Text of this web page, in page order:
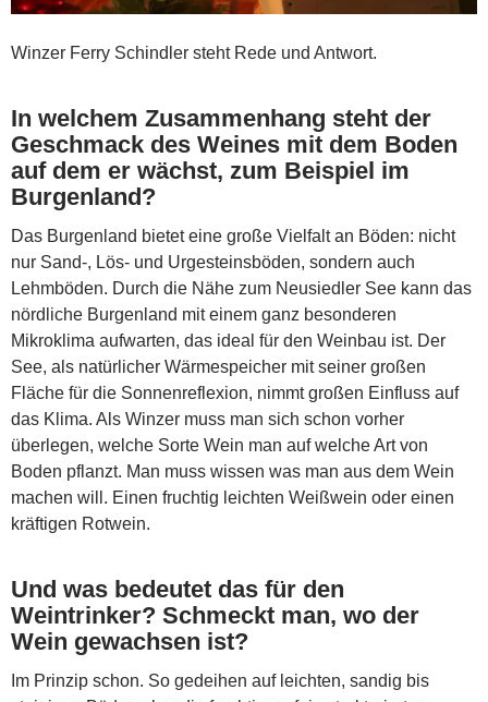
Winzer Ferry Schindler steht Rede und Antwort.
In welchem Zusammenhang steht der
Geschmack des Weines mit dem Boden
auf dem er wächst, zum Beispiel im
Burgenland?
Das Burgenland bietet eine große Vielfalt an Böden: nicht
nur Sand-, Lös- und Urgesteinsböden, sondern auch
Lehmböden. Durch die Nähe zum Neusiedler See kann das
nördliche Burgenland mit einem ganz besonderen
Mikroklima aufwarten, das ideal für den Weinbau ist. Der
See, als natürlicher Wärmespeicher mit seiner großen
Fläche für die Sonnenreflexion, nimmt großen Einfluss auf
das Klima. Als Winzer muss man sich schon vorher
überlegen, welche Sorte Wein man auf welche Art von
Boden pflanzt. Man muss wissen was man aus dem Wein
machen will. Einen fruchtig leichten Weißwein oder einen
kräftigen Rotwein.
Und was bedeutet das für den
Weintrinker? Schmeckt man, wo der
Wein gewachsen ist?
Im Prinzip schon. So gedeihen auf leichten, sandig bis